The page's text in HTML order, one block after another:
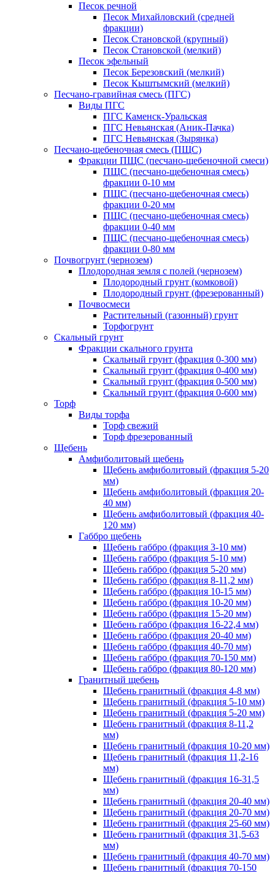
Песок речной
Песок Михайловский (средней
фракции)
Песок Становской (крупный)
Песок Становской (мелкий)
Песок эфельный
Песок Березовский (мелкий)
Песок Кыштымский (мелкий)
Песчано-гравийная смесь (ПГС)
Виды ПГС
ПГС Каменск-Уральская
ПГС Невьянская (Аник-Пачка)
ПГС Невьянская (Зырянка)
Песчано-щебеночная смесь (ПЩС)
Фракции ПЩС (песчано-щебеночной смеси)
ПЩС (песчано-щебеночная смесь)
фракции 0-10 мм
ПЩС (песчано-щебеночная смесь)
фракции 0-20 мм
ПЩС (песчано-щебеночная смесь)
фракции 0-40 мм
ПЩС (песчано-щебеночная смесь)
фракции 0-80 мм
Почвогрунт (чернозем)
Плодородная земля с полей (чернозем)
Плодородный грунт (комковой)
Плодородный грунт (фрезерованный)
Почвосмеси
Растительный (газонный) грунт
Торфогрунт
Скальный грунт
Фракции скального грунта
Скальный грунт (фракция 0-300 мм)
Скальный грунт (фракция 0-400 мм)
Скальный грунт (фракция 0-500 мм)
Скальный грунт (фракция 0-600 мм)
Торф
Виды торфа
Торф свежий
Торф фрезерованный
Щебень
Амфиболитовый щебень
Щебень амфиболитовый (фракция 5-20
мм)
Щебень амфиболитовый (фракция 20-
40 мм)
Щебень амфиболитовый (фракция 40-
120 мм)
Габбро щебень
Щебень габбро (фракция 3-10 мм)
Щебень габбро (фракция 5-10 мм)
Щебень габбро (фракция 5-20 мм)
Щебень габбро (фракция 8-11,2 мм)
Щебень габбро (фракция 10-15 мм)
Щебень габбро (фракция 10-20 мм)
Щебень габбро (фракция 15-20 мм)
Щебень габбро (фракция 16-22,4 мм)
Щебень габбро (фракция 20-40 мм)
Щебень габбро (фракция 40-70 мм)
Щебень габбро (фракция 70-150 мм)
Щебень габбро (фракция 80-120 мм)
Гранитный щебень
Щебень гранитный (фракция 4-8 мм)
Щебень гранитный (фракция 5-10 мм)
Щебень гранитный (фракция 5-20 мм)
Щебень гранитный (фракция 8-11,2
мм)
Щебень гранитный (фракция 10-20 мм)
Щебень гранитный (фракция 11,2-16
мм)
Щебень гранитный (фракция 16-31,5
мм)
Щебень гранитный (фракция 20-40 мм)
Щебень гранитный (фракция 20-70 мм)
Щебень гранитный (фракция 25-60 мм)
Щебень гранитный (фракция 31,5-63
мм)
Щебень гранитный (фракция 40-70 мм)
Щебень гранитный (фракция 70-150